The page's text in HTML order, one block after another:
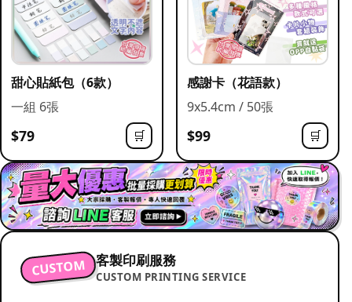
甜心貼紙包（6款）
一組 6張
$79 🛒
感謝卡（花語款）
9x5.4cm / 50張
$99 🛒
CUSTOM 客製印刷服務
CUSTOM PRINTING SERVICE